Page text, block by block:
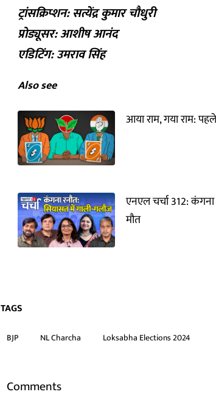
ट्रांसक्रिप्शन: सत्येंद्र कुमार चौधुरी
प्रोड्यूसर: आशीष आनंद
एडिटिंग: उमराव सिंह
Also see
आया राम, गया राम:
एनएल चर्चा 312: कंगना
मौत
TAGS
BJP NL Charcha Loksabha Elections 2024
Comments